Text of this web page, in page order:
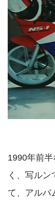
1990年前
く、写ルン
て、アルバ